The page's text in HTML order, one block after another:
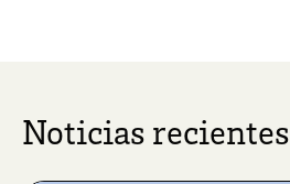
Noticias recientes